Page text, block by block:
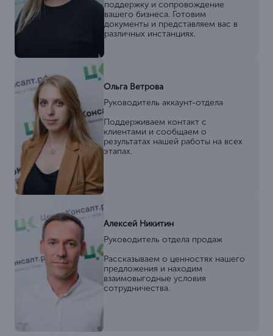
поддержку и сопровождение
вашего бизнеса. Готовим
документы и представляем вас в
различных инстанциях.
Ольга Ветрова
Руководитель аккаунт-отдела
Поддерживаем контакт с
клиентами и сообщаем о
результатах нашей работы на всех
этапах.
Алексей Никитин
Руководитель отдела продаж
Рассказываем о ценностях нашего
предложения и находим
взаимовыгодные условия
сотрудничества.